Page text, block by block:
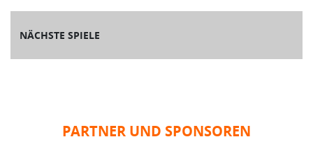
NÄCHSTE SPIELE
PARTNER UND SPONSOREN